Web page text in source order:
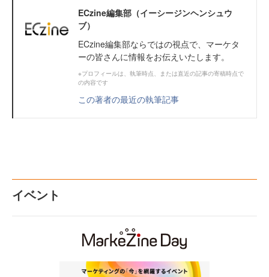
ECzine編集部（イーシージンヘンシュウ
ブ）
ECzine編集部ならではの視点で、マーケタ
ーの皆さんに情報をお伝えいたします。
※プロフィールは、執筆時点、または直近の記事の寄稿時点で
の内容です
この著者の最近の執筆記事
イベント